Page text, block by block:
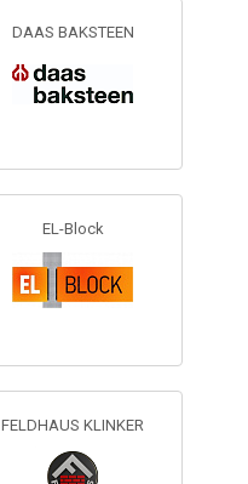
DAAS BAKSTEEN
EL-Block
FELDHAUS KLINKER